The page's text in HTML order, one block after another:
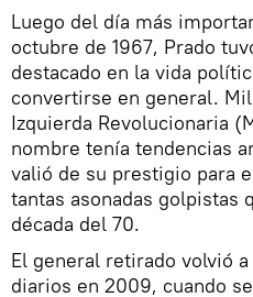
Luego del día más
octubre de 1967, Prado
destacado en la vida
convertirse en general.
Izquierda Revolucionaria
nombre tenía tendencias
valió de su prestigio para
tantas asonadas golpistas
década del 70.
El general retirado volvió
diarios en 2009, cuando